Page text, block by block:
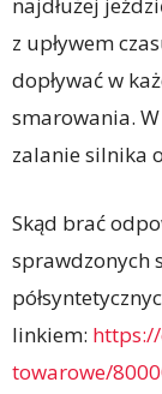
najdłużej
z upływem
dopływać w
smarowania.
zalanie silnika
Skąd brać
sprawdzonych
linkiem:
towarowe/